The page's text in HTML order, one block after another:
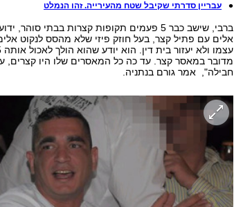
עבריין סדרתי שקיבל שטח מהעירייה. זהו הנמלט
ברבי, שישב כבר 5 פעמים תקופות קצרות בבתי
אלים עם פתיל קצר, בעל חוזק פיזי שלא מהסס לנקוט
מדובר במאסר קצר. עד כה כל המאסרים שלו היו קצרים,
חבילה", אמר גורם בנתניה.